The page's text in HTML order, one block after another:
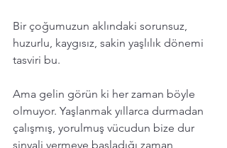
Bir çoğumuzun aklındaki sorunsuz,
huzurlu, kaygısız, sakin yaşlılık dönemi
tasviri bu.
Ama gelin görün ki her zaman böyle
olmuyor. Yaşlanmak yıllarca durmadan
çalışmış, yorulmuş vücudun bize dur
sinyali vermeye başladığı zaman